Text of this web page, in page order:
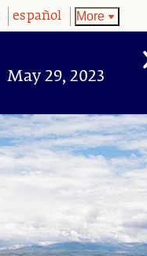
español More
May 29, 2023